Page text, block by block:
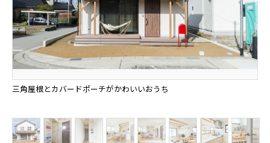
三角屋根とカバードポーチがかわいいおうち